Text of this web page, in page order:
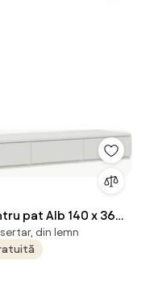
pat Alb 140 x 36,5
din lemn